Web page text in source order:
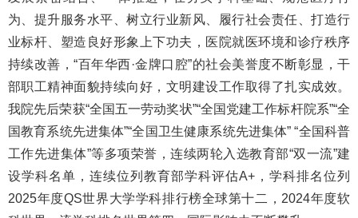
为、提升服务水平、树立行业新风、履行社会责任、打造行
业标杆、塑造良好形象上下功夫，医院就医环境和诊疗秩序
持续改善，“百年华西·金牌口腔”的社会美誉度不断彰显，干
部职工精神面貌持续向好，文明建设工作取得了扎实成效。
我院先后荣获“全国五一劳动奖状”“全国党建工作标杆院系”“全
国教育系统先进集体”“全国卫生健康系统先进集体” “全国科普
工作先进集体”等多项荣誉，连续两轮入选教育部“双一流”建
设学科名单，连续位列教育部学科评估A+，学科排名位列
2025年度QS世界大学学科排行榜全球第十二，2024年度软